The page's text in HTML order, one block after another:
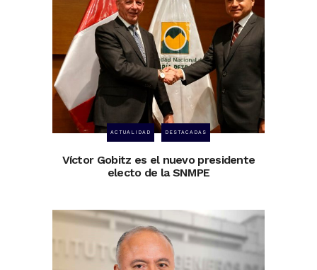
ACTUALIDAD DESTACADAS
Víctor Gobitz es el nuevo presidente
electo de la SNMPE